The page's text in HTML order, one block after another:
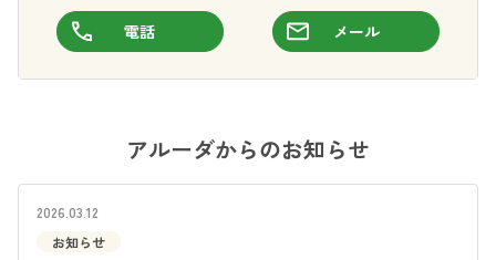
電話
メール
アルーダからのお知らせ
2026.03.12
お知らせ